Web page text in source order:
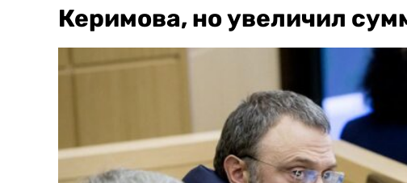
Керимова, но увеличил